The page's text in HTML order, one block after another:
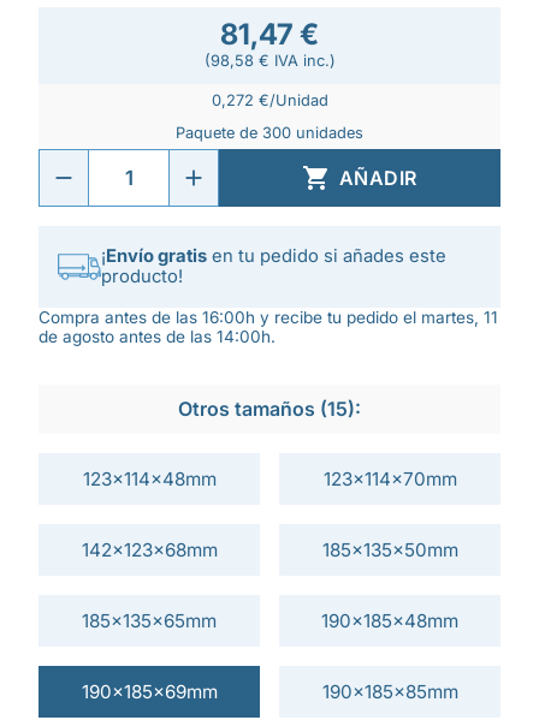
81,47 €
(98,58 € IVA inc.)
0,272 €/Unidad
Paquete de 300 unidades
 AÑADIR
¡Envío gratis en tu pedido si añades este
producto!
Compra antes de las 16:00h y recibe tu pedido el martes, 11
de agosto antes de las 14:00h.
Otros tamaños (15):
123x114x48mm 123x114x70mm
142x123x68mm 185x135x50mm
185x135x65mm 190x185x48mm
190x185x69mm 190x185x85mm